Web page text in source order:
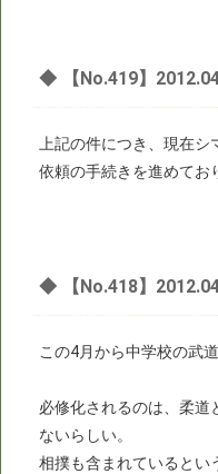
◆ 【No.419】
上記の件につき、現在シ
依頼の手続きを進めてお
◆ 【No.418】
この4月から中学校の武
必修化されるのは、柔道
ないらしい。
相撲も含まれているとい